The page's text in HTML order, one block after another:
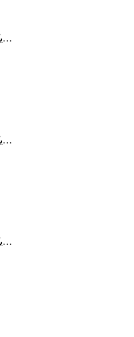
Remote Desktop Manager یک برنامه کوچک برای مدیریت ارتباطات از راه دور می باشد…
Remote Desktop Manager یک برنامه کوچک برای مدیریت ارتباطات از راه دور می باشد…
Remote Desktop Manager یک برنامه کوچک برای مدیریت ارتباطات از راه دور می باشد…